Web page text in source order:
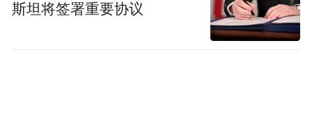
斯坦将签署重要协议